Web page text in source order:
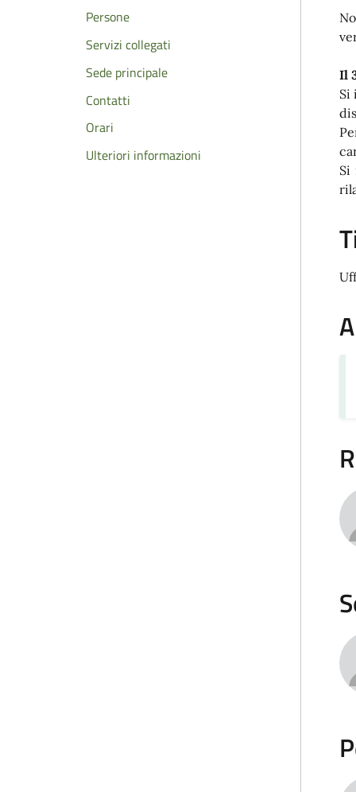
Persone
Servizi collegati
Sede principale
Contatti
Orari
Ulteriori informazioni
Il
Si
Si